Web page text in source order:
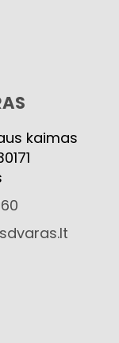
kaimas